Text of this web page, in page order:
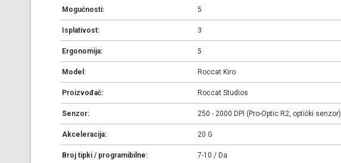
Mogućnosti: 5
Isplativost: 3
Ergonomija: 5
Model: Roccat Kiro
Proizvođač: Roccat Studios
Senzor: 250 - 2000 DPI (Pro-Optic R2, optički senzor)
Akceleracija: 20 G
Broj tipki / programibilne: 7-10 / Da